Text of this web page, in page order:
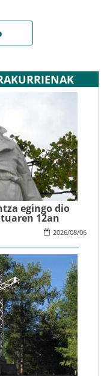
egingo dio
12an
2026/08/06